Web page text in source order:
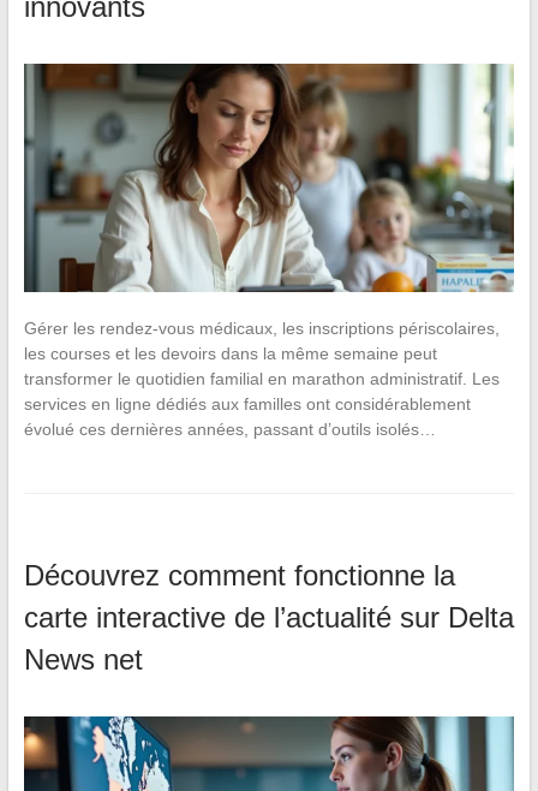
Gérer les rendez-vous médicaux, les inscriptions périscolaires,
les courses et les devoirs dans la même semaine peut
transformer le quotidien familial en marathon administratif. Les
services en ligne dédiés aux familles ont considérablement
évolué ces dernières années, passant d’outils isolés…
Découvrez comment fonctionne la
carte interactive de l’actualité sur Delta
News net